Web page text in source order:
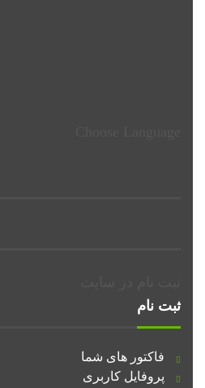
ثبت نام
فاکتور های شما
پروفایل کاربری